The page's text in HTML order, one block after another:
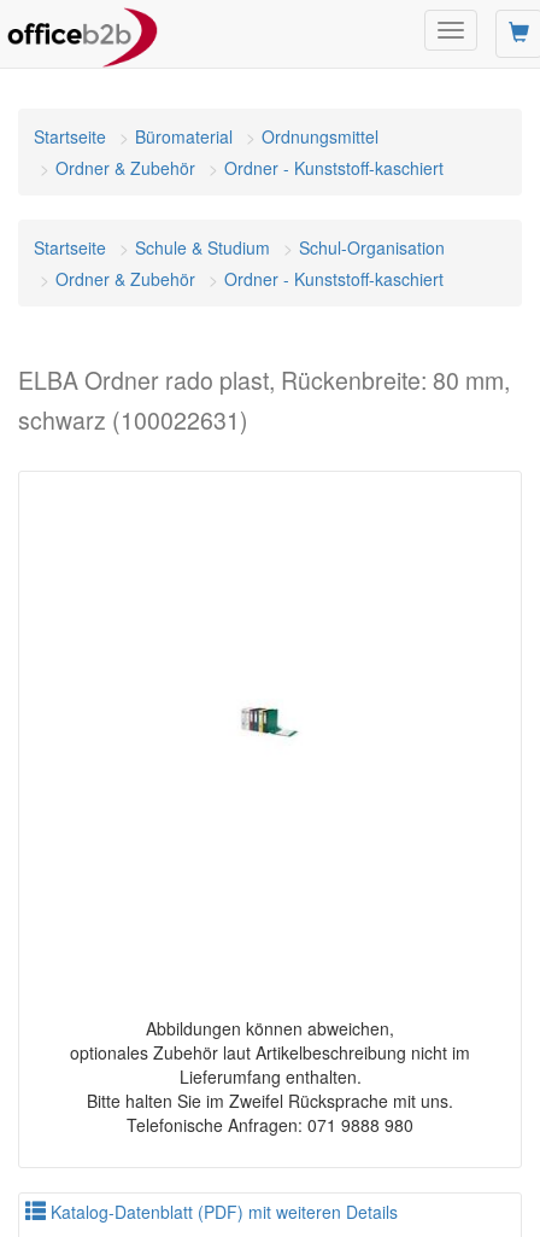
Navigation
umschalten
Startseite Büromaterial
Ordnungsmittel
Ordner & Zubehör
Ordner - Kunststoff-kaschiert
Startseite Schule & Studium
Schul-Organisation
Ordner & Zubehör
Ordner - Kunststoff-kaschiert
ELBA Ordner rado plast, Rückenbreite: 80 mm,
schwarz (100022631)
Abbildungen können abweichen,
optionales Zubehör laut Artikelbeschreibung nicht im
Lieferumfang enthalten.
Bitte halten Sie im Zweifel Rücksprache mit uns.
Telefonische Anfragen: 071 9888 980
Katalog-Datenblatt (PDF) mit weiteren Details